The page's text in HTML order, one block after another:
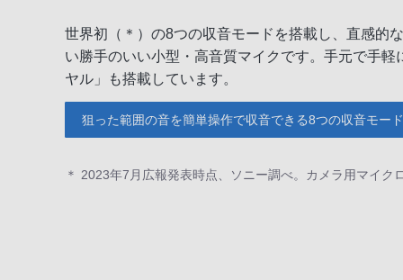
世界初（＊）の8つの収音モードを搭載し、直感的
い勝手のいい小型・高音質マイクです。手元で手
ヤル」も搭載しています。
狙った範囲の音を簡単操作で収音できる8つの収音モー
＊ 2023年7月広報発表時点、ソニー調べ。カメラ用マイク